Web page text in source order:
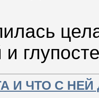
и
И ЧТО С НЕЙ